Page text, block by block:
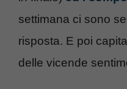
settimana ci sono
risposta. E poi
delle vicende